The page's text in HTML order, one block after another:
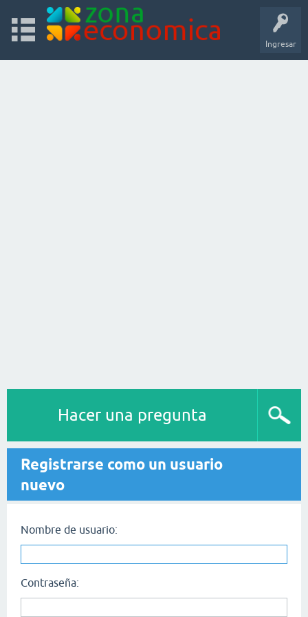
Ingresar
Hacer una pregunta
Registrarse como un usuario
nuevo
Nombre de usuario:
Contraseña: